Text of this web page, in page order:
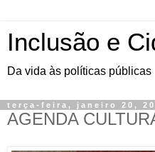
Inclusão e
Da vida às políticas públicas
terça-feira, janeiro 20,
AGENDA